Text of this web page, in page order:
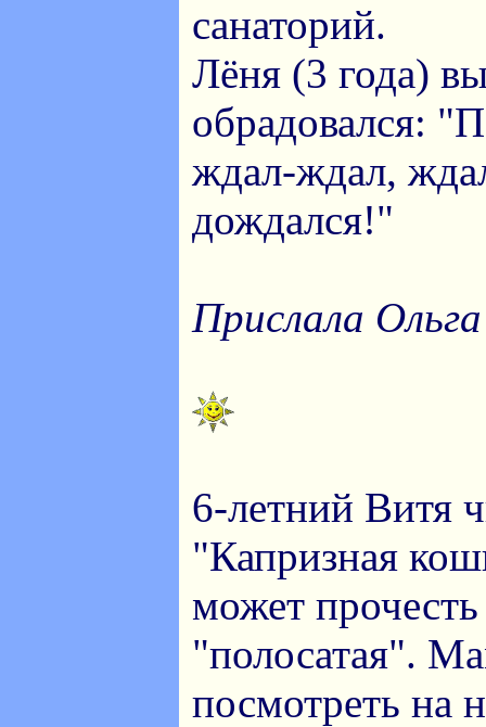
санаторий.
Лёня (3 года)
обрадовался:
ждал-ждал,
дождался!"
Прислала
6-летний Витя
"Капризная
может
"полосатая".
посмотреть на